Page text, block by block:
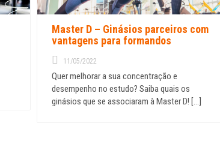
Master D – Ginásios parceiros com
vantagens para formandos
11/05/2022
Quer melhorar a sua concentração e
desempenho no estudo? Saiba quais os
ginásios que se associaram à Master D! [...]